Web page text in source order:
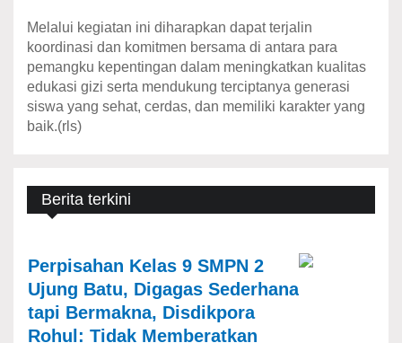
Melalui kegiatan ini diharapkan dapat terjalin
koordinasi dan komitmen bersama di antara para
pemangku kepentingan dalam meningkatkan kualitas
edukasi gizi serta mendukung terciptanya generasi
siswa yang sehat, cerdas, dan memiliki karakter yang
baik.(rls)
Berita terkini
Perpisahan Kelas 9 SMPN 2
Ujung Batu, Digagas Sederhana
tapi Bermakna, Disdikpora
Rohul: Tidak Memberatkan